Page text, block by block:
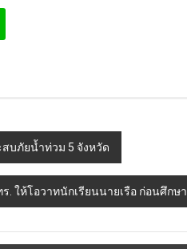
บภัยน้ำท่วม 5 จังหวัด
ร. ให้โอวาทนักเรียนนายเรือ ก่อนศึกษ